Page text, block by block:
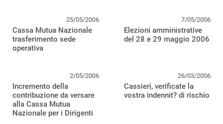
25/05/2006
Cassa Mutua Nazionale
trasferimento sede
operativa
7/05/2006
Elezioni amministrative
del 28 e 29 maggio 2006
2/05/2006
Incremento della
contribuzione da versare
alla Cassa Mutua
Nazionale per i Dirigenti
26/03/2006
Cassieri, verificate la
vostra indennit? di rischio